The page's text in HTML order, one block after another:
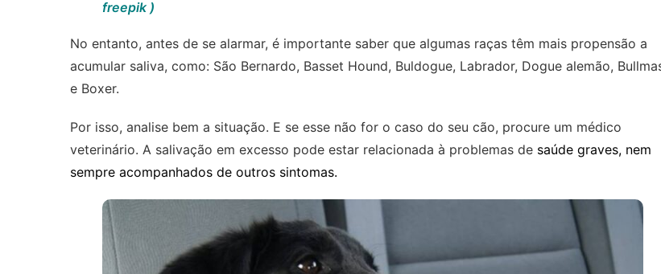
freepik )
No entanto, antes de se alarmar, é importante saber que algumas raças têm mais propensão a
acumular saliva, como: São Bernardo, Basset Hound, Buldogue, Labrador, Dogue alemão,
e Boxer.
Por isso, analise bem a situação. E se esse não for o caso do seu cão, procure um médico
veterinário. A salivação em excesso pode estar relacionada à problemas de saúde graves, nem
sempre acompanhados de outros sintomas.